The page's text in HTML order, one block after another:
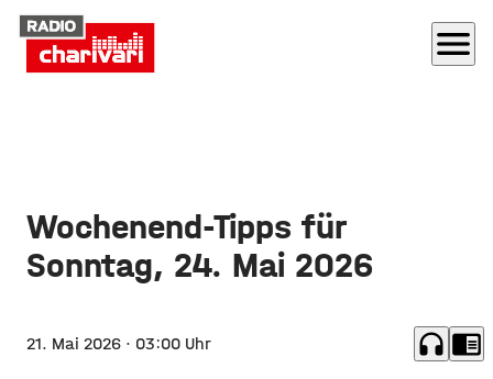
menu
Wochenend-Tipps für
Sonntag, 24. Mai 2026
21. Mai 2026 · 03:00 Uhr headphones chrome_reader_mode